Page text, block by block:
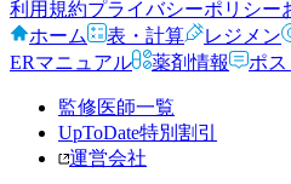
利用規約プライバシーポリシー
ホーム
表・計算 レジメン
ERマニュアル
薬剤情報 ポス
監修医師一覧
UpToDate特別割引
運営会社